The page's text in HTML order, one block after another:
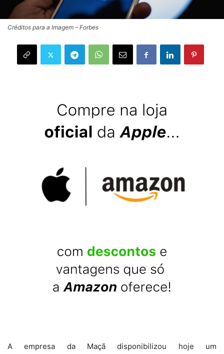
Créditos para a Imagem – Forbes
A empresa da Maçã disponibilizou hoje um